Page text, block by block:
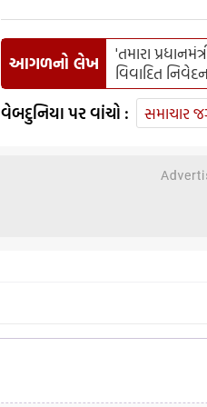
આગળનો લેખ
'તમારા
વિવાદિત નિવેદન
વેબદુનિયા પર વાંચો : સમાચાર